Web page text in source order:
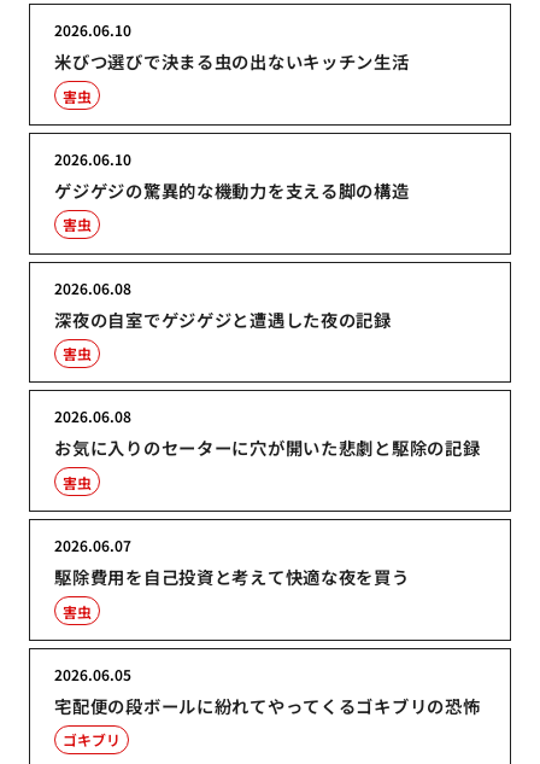
米びつ選びで決まる虫の出ないキッチン生活
2026.06.10
害虫
ゲジゲジの驚異的な機動力を支える脚の構造
2026.06.10
害虫
深夜の自室でゲジゲジと遭遇した夜の記録
2026.06.08
害虫
お気に入りのセーターに穴が開いた悲劇と駆除の記録
2026.06.08
害虫
駆除費用を自己投資と考えて快適な夜を買う
2026.06.07
害虫
宅配便の段ボールに紛れてやってくるゴキブリの恐怖
2026.06.05
ゴキブリ